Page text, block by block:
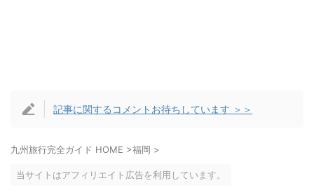
記事に関するコメントお待ちしています ＞＞
九州旅行完全ガイド HOME >福岡 >
当サイトはアフィリエイト広告を利用しています。